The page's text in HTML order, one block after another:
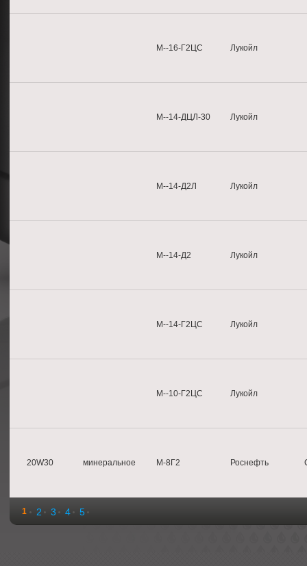
М--16-Г2ЦС Лукойл
М--14-ДЦЛ-30 Лукойл
М--14-Д2Л Лукойл
М--14-Д2 Лукойл
М--14-Г2ЦС Лукойл
М--10-Г2ЦС Лукойл
20W30 минеральное М-8Г2 Роснефть
1 2 3 4 5